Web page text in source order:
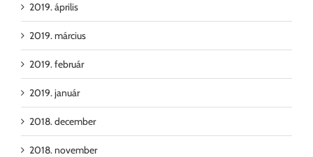
2019. április
2019. március
2019. február
2019. január
2018. december
2018. november